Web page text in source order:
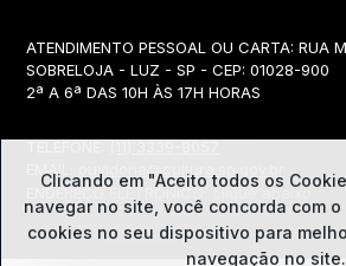
ATENDIMENTO PESSOAL OU CARTA: RUA
SOBRELOJA - LUZ - SP - CEP: 01028-900
2ª A 6ª DAS 10H ÀS 17H HORAS
EMAIL:
ouvidoria@cultura.sp.gov.br
ENDEREÇO ELETRÔNICO: clique abaixo
Clicando em "Aceito todos os
navegar no site, você concorda com o
cookies no seu dispositivo para
navegação no site.